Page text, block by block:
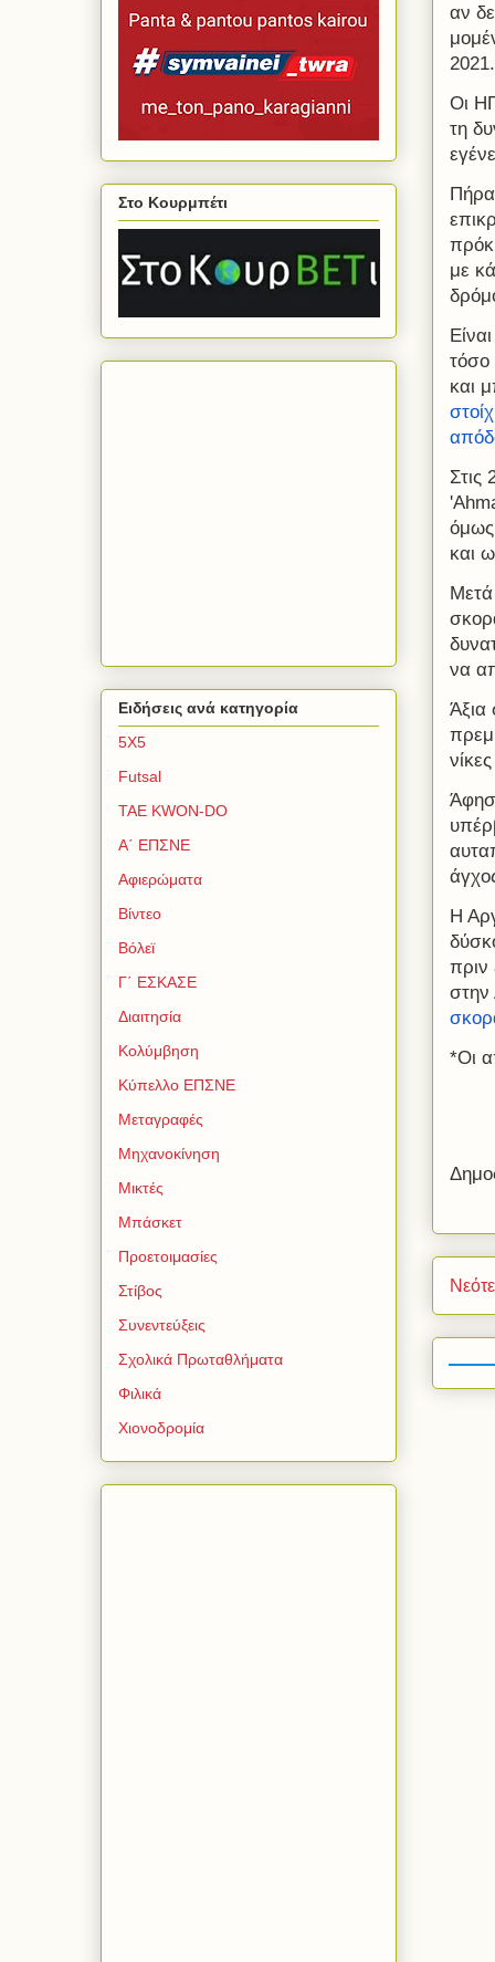
αν
Οι
τη
με
τόσο
και
όμως
και
να
Άξια
Η
πριν
*Οι
Στο Κουρμπέτι
Ειδήσεις ανά κατηγορία
5Χ5
Futsal
TAE KWON-DO
Α΄ ΕΠΣΝΕ
Αφιερώματα
Βίντεο
Βόλεϊ
Γ΄ ΕΣΚΑΣΕ
Διαιτησία
Κολύμβηση
Κύπελλο ΕΠΣΝΕ
Μεταγραφές
Μηχανοκίνηση
Μικτές
Μπάσκετ
Προετοιμασίες
Στίβος
Συνεντεύξεις
Σχολικά Πρωταθλήματα
Φιλικά
Χιονοδρομία